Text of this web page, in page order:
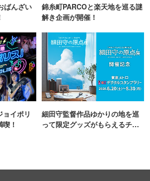
ばんざい
錦糸町PARCOと楽天地を巡る謎
解き企画が開催！
イポリ
！
細田守監督作品ゆかりの地を巡
って限定グッズがもらえるチャ